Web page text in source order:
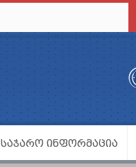
ᲡᲐᲯᲐᲠᲝ ᲘᲜᲤᲝᲠᲛᲐᲪᲘᲐ